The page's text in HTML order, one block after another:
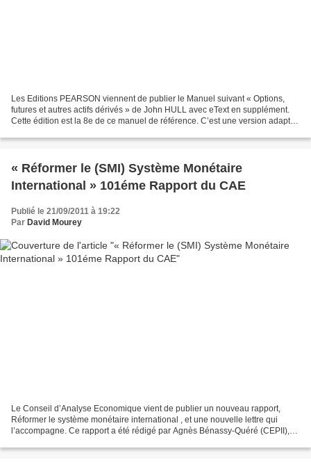
Les Editions PEARSON viennent de publier le Manuel suivant « Options,
futures et autres actifs dérivés » de John HULL avec eText en supplément.
Cette édition est la 8e de ce manuel de référence. C’est une version adapté
« Réformer le (SMI) Système Monétaire
International » 101éme Rapport du CAE
Publié le 21/09/2011 à 19:22
Par David Mourey
Le Conseil d’Analyse Economique vient de publier un nouveau rapport,
Réformer le système monétaire international , et une nouvelle lettre qui
l’accompagne. Ce rapport a été rédigé par Agnès Bénassy-Quéré (CEPII),